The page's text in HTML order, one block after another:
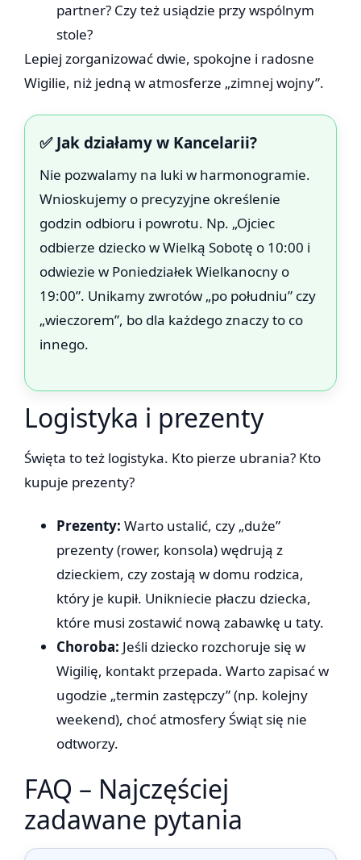
partner? Czy też usiądzie przy wspólnym
stole?
Lepiej zorganizować dwie, spokojne i radosne
Wigilie, niż jedną w atmosferze „zimnej wojny”.
✅ Jak działamy w Kancelarii?
Nie pozwalamy na luki w harmonogramie.
Wnioskujemy o precyzyjne określenie
godzin odbioru i powrotu. Np. „Ojciec
odbierze dziecko w Wielką Sobotę o 10:00 i
odwiezie w Poniedziałek Wielkanocny o
19:00”. Unikamy zwrotów „po południu” czy
„wieczorem”, bo dla każdego znaczy to co
innego.
Logistyka i prezenty
Święta to też logistyka. Kto pierze ubrania? Kto
kupuje prezenty?
Prezenty: Warto ustalić, czy „duże”
prezenty (rower, konsola) wędrują z
dzieckiem, czy zostają w domu rodzica,
który je kupił. Unikniecie płaczu dziecka,
które musi zostawić nową zabawkę u taty.
Choroba: Jeśli dziecko rozchoruje się w
Wigilię, kontakt przepada. Warto zapisać w
ugodzie „termin zastępczy” (np. kolejny
weekend), choć atmosfery Świąt się nie
odtworzy.
FAQ – Najczęściej
zadawane pytania